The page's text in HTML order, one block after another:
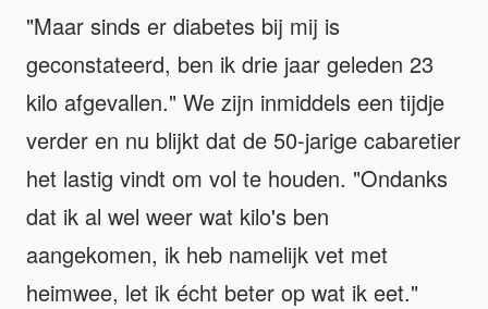
"Maar sinds er diabetes bij mij is
geconstateerd, ben ik drie jaar geleden 23
kilo afgevallen." We zijn inmiddels een tijdje
verder en nu blijkt dat de 50-jarige cabaretier
het lastig vindt om vol te houden. "Ondanks
dat ik al wel weer wat kilo's ben
aangekomen, ik heb namelijk vet met
heimwee, let ik écht beter op wat ik eet."